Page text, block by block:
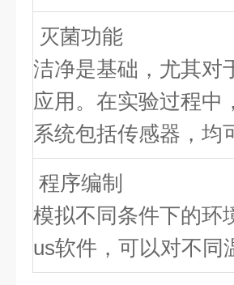
灭菌功能
洁净是基础，尤其对
应用。在实验过程中
系统包括传感器，
程序编制
模拟不同条件下的环
us软件，可以对不同